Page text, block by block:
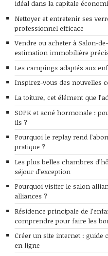
idéal dans la capitale
Nettoyer et entretenir ses
professionnel efficace
Vendre ou acheter à Salon-
estimation immobilière
Les campings adaptés aux
Inspirez-vous des nouvelles
La toiture, cet élément que
SOPK et acné hormonale :
ils ?
Pourquoi le replay rend
pratique ?
Les plus belles chambres
séjour d’exception
Pourquoi visiter le salon
alliances ?
Résidence principale de
comprendre pour faire les
Créer un site internet : guide
en ligne